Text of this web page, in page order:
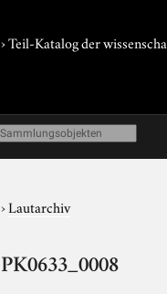
› Teil-Katalog der
›Lautarchiv
PK0633_0008